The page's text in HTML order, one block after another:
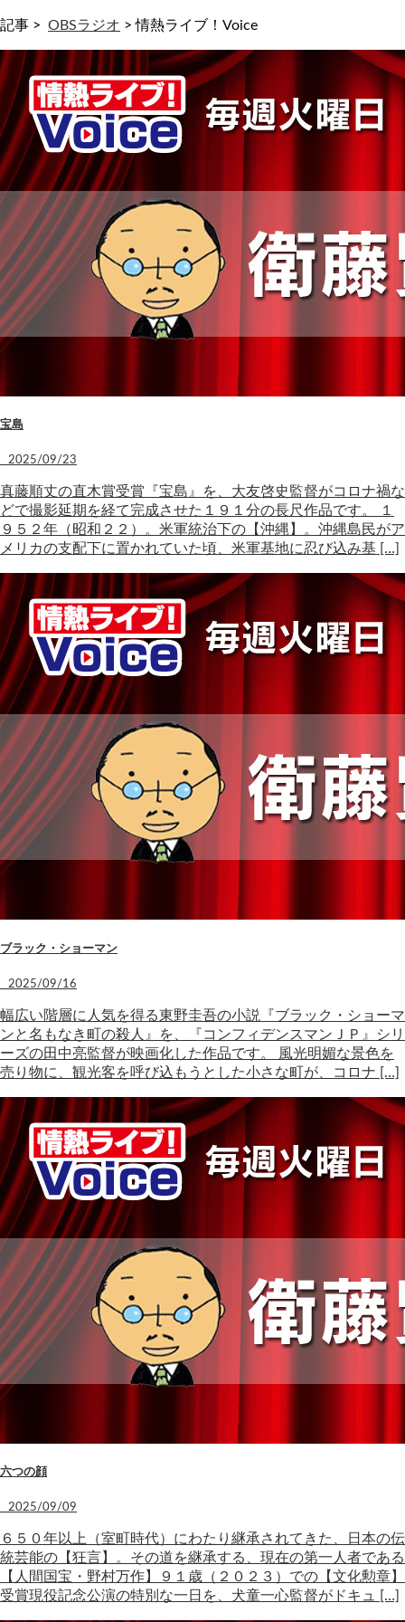
記事 > OBSラジオ >情熱ライブ！Voice
宝島
2025/09/23
真藤順丈の直木賞受賞『宝島』を、大友啓史監督がコロナ禍な
どで撮影延期を経て完成させた１９１分の長尺作品です。 １
９５２年（昭和２２）。米軍統治下の【沖縄】。沖縄島民がア
メリカの支配下に置かれていた頃、米軍基地に忍び込み基 […]
ブラック・ショーマン
2025/09/16
幅広い階層に人気を得る東野圭吾の小説『ブラック・ショーマ
ンと名もなき町の殺人』を、『コンフィデンスマンＪＰ』シリ
ーズの田中亮監督が映画化した作品です。 風光明媚な景色を
売り物に、観光客を呼び込もうとした小さな町が、コロナ […]
六つの顔
2025/09/09
６５０年以上（室町時代）にわたり継承されてきた、日本の伝
統芸能の【狂言】。その道を継承する、現在の第一人者である
【人間国宝・野村万作】９１歳（２０２３）での【文化勲章】
受賞現役記念公演の特別な一日を、犬童一心監督がドキュ […]